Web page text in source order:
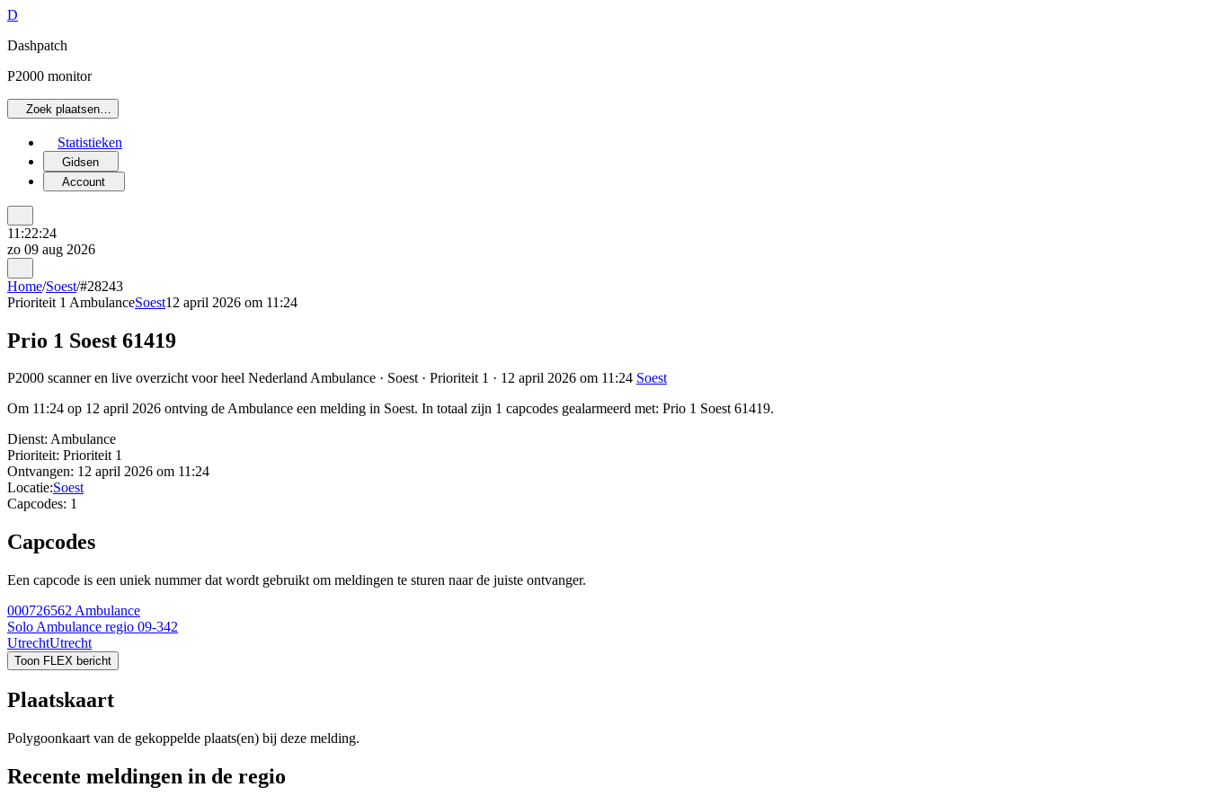
D
Dashpatch
P2000 monitor
Zoek plaatsen…
Statistieken
Gidsen
Account
11:22:24
zo 09 aug 2026
Home/Soest/#28243
Prioriteit 1 AmbulanceSoest12 april 2026 om 11:24
Prio 1 Soest 61419
P2000 scanner en live overzicht voor heel Nederland Ambulance · Soest · Prioriteit 1 · 12 april 2026 om 11:24 Soest
Om 11:24 op 12 april 2026 ontving de Ambulance een melding in Soest. In totaal zijn 1 capcodes gealarmeerd met: Prio 1 Soest 61419.
Dienst: Ambulance
Prioriteit: Prioriteit 1
Ontvangen: 12 april 2026 om 11:24
Locatie:Soest
Capcodes: 1
Capcodes
Een capcode is een uniek nummer dat wordt gebruikt om meldingen te sturen naar de juiste ontvanger.
000726562 Ambulance
Solo Ambulance regio 09-342
UtrechtUtrecht
Toon FLEX bericht
Plaatskaart
Polygoonkaart van de gekoppelde plaats(en) bij deze melding.
Recente meldingen in de regio